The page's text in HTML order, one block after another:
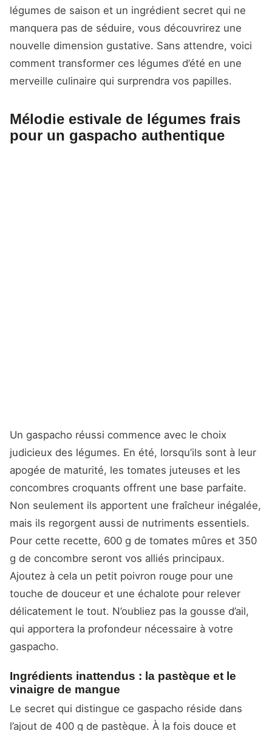
légumes de saison et un ingrédient secret qui ne
manquera pas de séduire, vous découvrirez une
nouvelle dimension gustative. Sans attendre, voici
comment transformer ces légumes d’été en une
merveille culinaire qui surprendra vos papilles.
Mélodie estivale de légumes frais
pour un gaspacho authentique
Un gaspacho réussi commence avec le choix
judicieux des légumes. En été, lorsqu’ils sont à leur
apogée de maturité, les tomates juteuses et les
concombres croquants offrent une base parfaite.
Non seulement ils apportent une fraîcheur inégalée,
mais ils regorgent aussi de nutriments essentiels.
Pour cette recette, 600 g de tomates mûres et 350
g de concombre seront vos alliés principaux.
Ajoutez à cela un petit poivron rouge pour une
touche de douceur et une échalote pour relever
délicatement le tout. N’oubliez pas la gousse d’ail,
qui apportera la profondeur nécessaire à votre
gaspacho.
Ingrédients inattendus : la pastèque et le
vinaigre de mangue
Le secret qui distingue ce gaspacho réside dans
l’ajout de 400 g de pastèque. À la fois douce et